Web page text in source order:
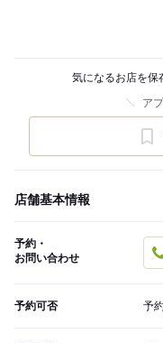
気になるお店を保
ア
店舗基本情報
予約・
お問い合わせ
予約可否 予